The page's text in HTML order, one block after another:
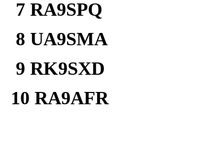
7 RA9SPQ
8 UA9SMA
9 RK9SXD
10 RA9AFR